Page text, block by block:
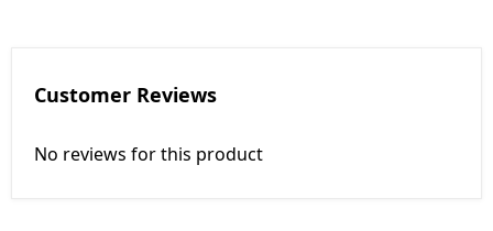
Customer Reviews
No reviews for this product